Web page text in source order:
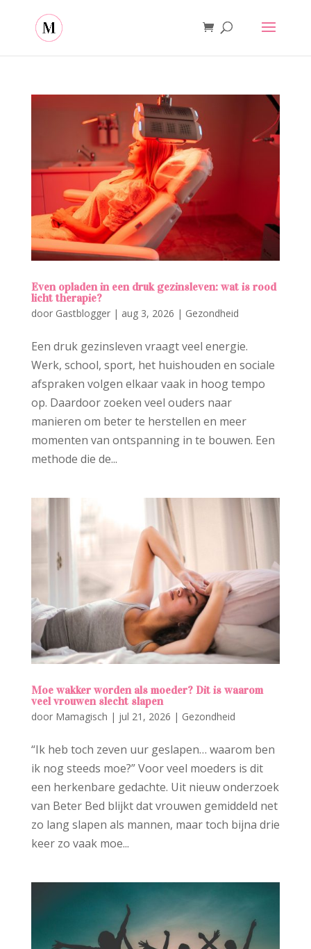
Even opladen in een druk gezinsleven: wat is rood
licht therapie?
door Gastblogger| aug 3, 2026 | Gezondheid
Een druk gezinsleven vraagt veel energie.
Werk, school, sport, het huishouden en sociale
afspraken volgen elkaar vaak in hoog tempo
op. Daardoor zoeken veel ouders naar
manieren om beter te herstellen en meer
momenten van ontspanning in te bouwen. Een
methode die de...
Moe wakker worden als moeder? Dit is waarom
veel vrouwen slecht slapen
door Mamagisch | jul 21, 2026 | Gezondheid
“Ik heb toch zeven uur geslapen… waarom ben
ik nog steeds moe?” Voor veel moeders is dit
een herkenbare gedachte. Uit nieuw onderzoek
van Beter Bed blijkt dat vrouwen gemiddeld net
zo lang slapen als mannen, maar toch bijna drie
keer zo vaak moe...